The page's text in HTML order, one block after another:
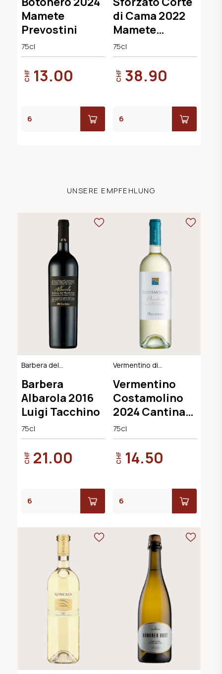
Mamete
Prevostini
75cl
CHF 13.00
di Cama 2022
Mamete
Prevostini
75cl
CHF 38.90
UNSERE EMPFEHLUNG
Barbera del
Barbera
Albarola 2016
Luigi Tacchino
75cl
CHF 21.00
Vermentino di
Vermentino
Costamolino
2024 Cantina
Argiolas
75cl
CHF 14.50